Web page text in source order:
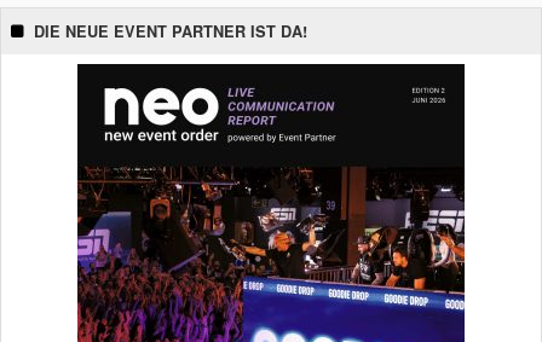
DIE NEUE EVENT PARTNER IST DA!